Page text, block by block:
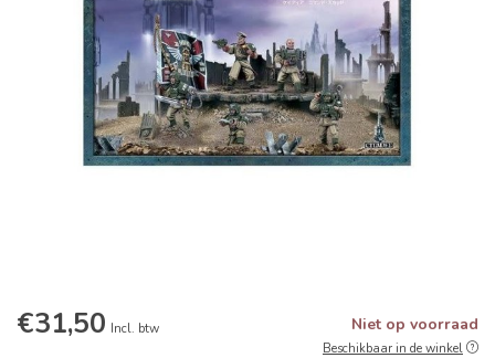
€31,50 Incl. btw Niet op voorraad
Beschikbaar in de winkel